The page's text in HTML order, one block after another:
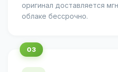
оригинал доставляется
облаке бессрочно.